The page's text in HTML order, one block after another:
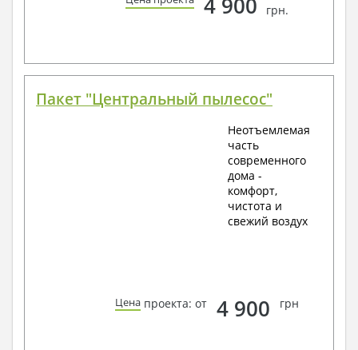
грн.
Пакет "Центральный пылесос"
Неотъемлемая
часть
современного
дома -
комфорт,
чистота и
свежий воздух
Цена проекта: от 4 900 грн